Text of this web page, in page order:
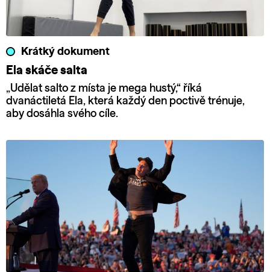
Krátký dokument
Ela skáče salta
„Udělat salto z místa je mega hustý,“ říká
dvanáctiletá Ela, která každý den poctivě trénuje,
aby dosáhla svého cíle.